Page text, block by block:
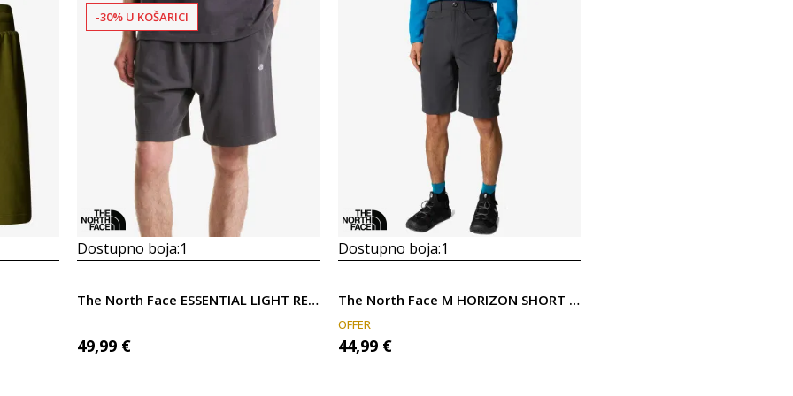
-30% U KOŠARICI
Dostupno boja:1
The North Face ESSENTIAL LIGHT RELAXED SHORTS
49,99 €
Dostupno boja:1
The North Face M HORIZON SHORT - EU
OFFER
44,99 €